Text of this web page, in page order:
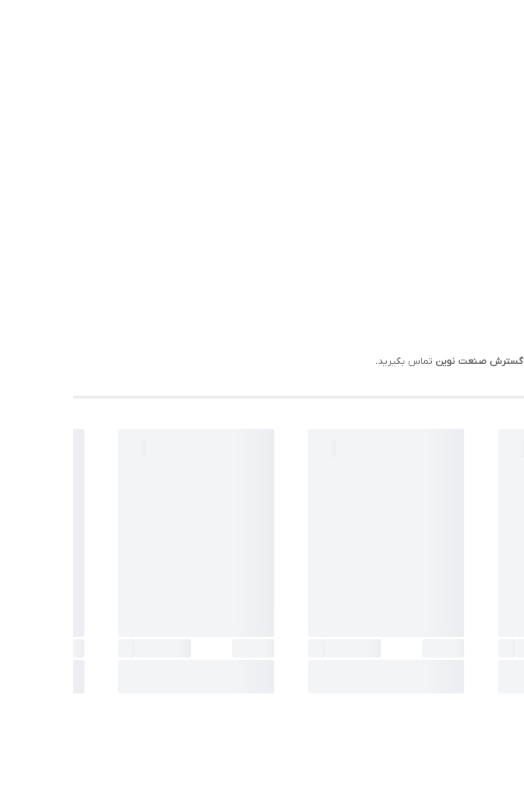
گسترش صنعت نوین تماس بگیرید.